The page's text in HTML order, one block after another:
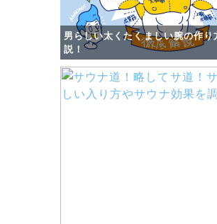
男らしい太くたくましい腕の作り
説！